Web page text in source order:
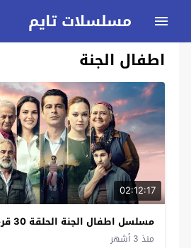
مسلسلات تايم
اطفال الجنة
02:12:17
مسلسل اطفال الجنة الحلقة 30 قرمزي
منذ 3 أشهر